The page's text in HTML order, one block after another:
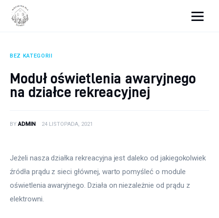
Remont
BEZ KATEGORII
Moduł oświetlenia awaryjnego
na działce rekreacyjnej
BY ADMIN 24 LISTOPADA, 2021
Jeżeli nasza działka rekreacyjna jest daleko od jakiegokolwiek
źródła prądu z sieci głównej, warto pomyśleć o module
oświetlenia awaryjnego. Działa on niezależnie od prądu z
elektrowni.